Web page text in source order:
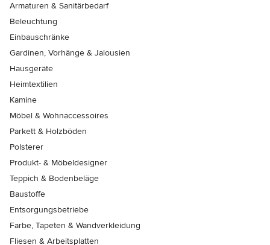
Armaturen & Sanitärbedarf
Beleuchtung
Einbauschränke
Gardinen, Vorhänge & Jalousien
Hausgeräte
Heimtextilien
Kamine
Möbel & Wohnaccessoires
Parkett & Holzböden
Polsterer
Produkt- & Möbeldesigner
Teppich & Bodenbeläge
Baustoffe
Entsorgungsbetriebe
Farbe, Tapeten & Wandverkleidung
Fliesen & Arbeitsplatten